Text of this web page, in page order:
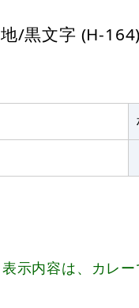
/黒文字 (H-
示内容は、カレー